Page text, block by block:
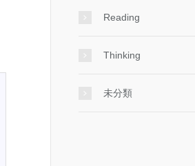
Reading
Thinking
未分類